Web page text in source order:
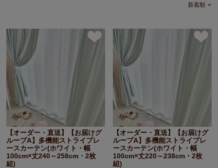
新着順
【オーダー・直送】【お届けグ
ループA】多機能ストライプレ
ースカーテン(ホワイト・幅
100cm×丈240～258cm・2枚
組)
【オーダー・直送】【お届けグ
ループA】多機能ストライプレ
ースカーテン(ホワイト・幅
100cm×丈220～238cm・2枚
組)